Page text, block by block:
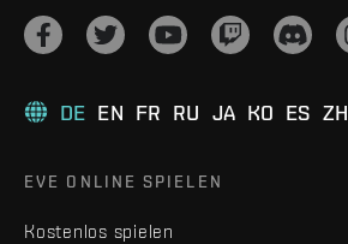
DE EN FR RU JA KO ES ZH
EVE ONLINE SPIELEN
Kostenlos spielen